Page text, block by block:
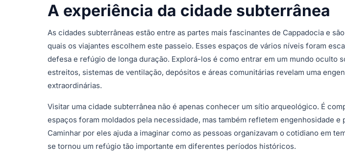
A experiência da cidade subterrânea
As cidades subterrâneas estão entre as partes mais fascinantes de Cappadocia e
quais os viajantes escolhem este passeio. Esses espaços de vários níveis foram
defesa e refúgio de longa duração. Explorá-los é como entrar em um mundo oculto
estreitos, sistemas de ventilação, depósitos e áreas comunitárias revelam uma
extraordinárias.
Visitar uma cidade subterrânea não é apenas conhecer um sítio arqueológico. É
espaços foram moldados pela necessidade, mas também refletem engenhosidade e
Caminhar por eles ajuda a imaginar como as pessoas organizavam o cotidiano em
se tornou um refúgio tão importante em diferentes períodos históricos.